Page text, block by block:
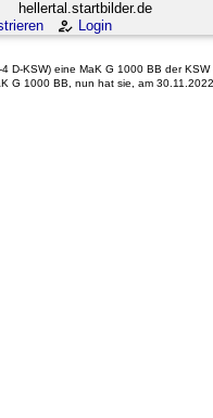
hellertal.startbilder.de
Login
D-KSW) eine MaK G 1000 BB der KSW
G 1000 BB, nun hat sie, am